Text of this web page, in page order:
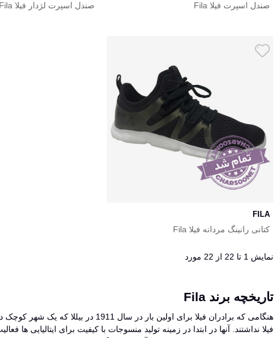
صندل اسپرت فیلا Fila صندل اسپرت لژدار فیلا Fila
FILA
کتانی رانینگ مردانه فیلا Fila
نمایش 1 تا 22 از 22 مورد
تاریخچه برند Fila
هنگامی که برادران فیلا برای اولین بار
فیلا نداشتند. آنها در ابتدا در زمینه تولید منسوجات با کیفیت برای ایتالیایی